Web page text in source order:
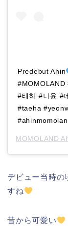
Predebut Ahin
#MOMOLAND
#태하 #나윤 #
#taeha
MOMOLAND
デビュー当時の
すね
昔から可愛い